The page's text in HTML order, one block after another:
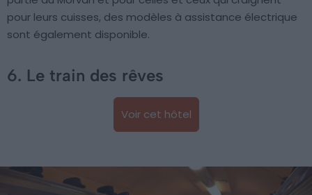
pour leurs cuisses, des modèles à assistance électrique
sont également disponible.
6. Le train des rêves
Voir cet hôtel